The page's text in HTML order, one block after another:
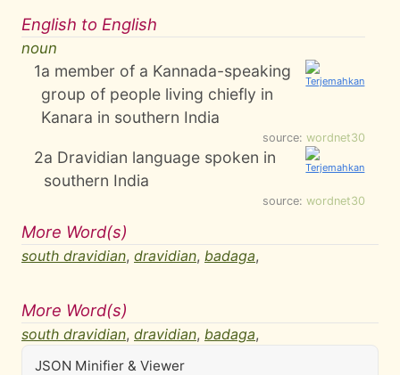
English to English
noun
1a member of a Kannada-speaking
group of people living chiefly in
Kanara in southern India
source: wordnet30
2a Dravidian language spoken in
southern India
source: wordnet30
More Word(s)
south dravidian, dravidian, badaga,
More Word(s)
south dravidian, dravidian, badaga,
JSON Minifier & Viewer